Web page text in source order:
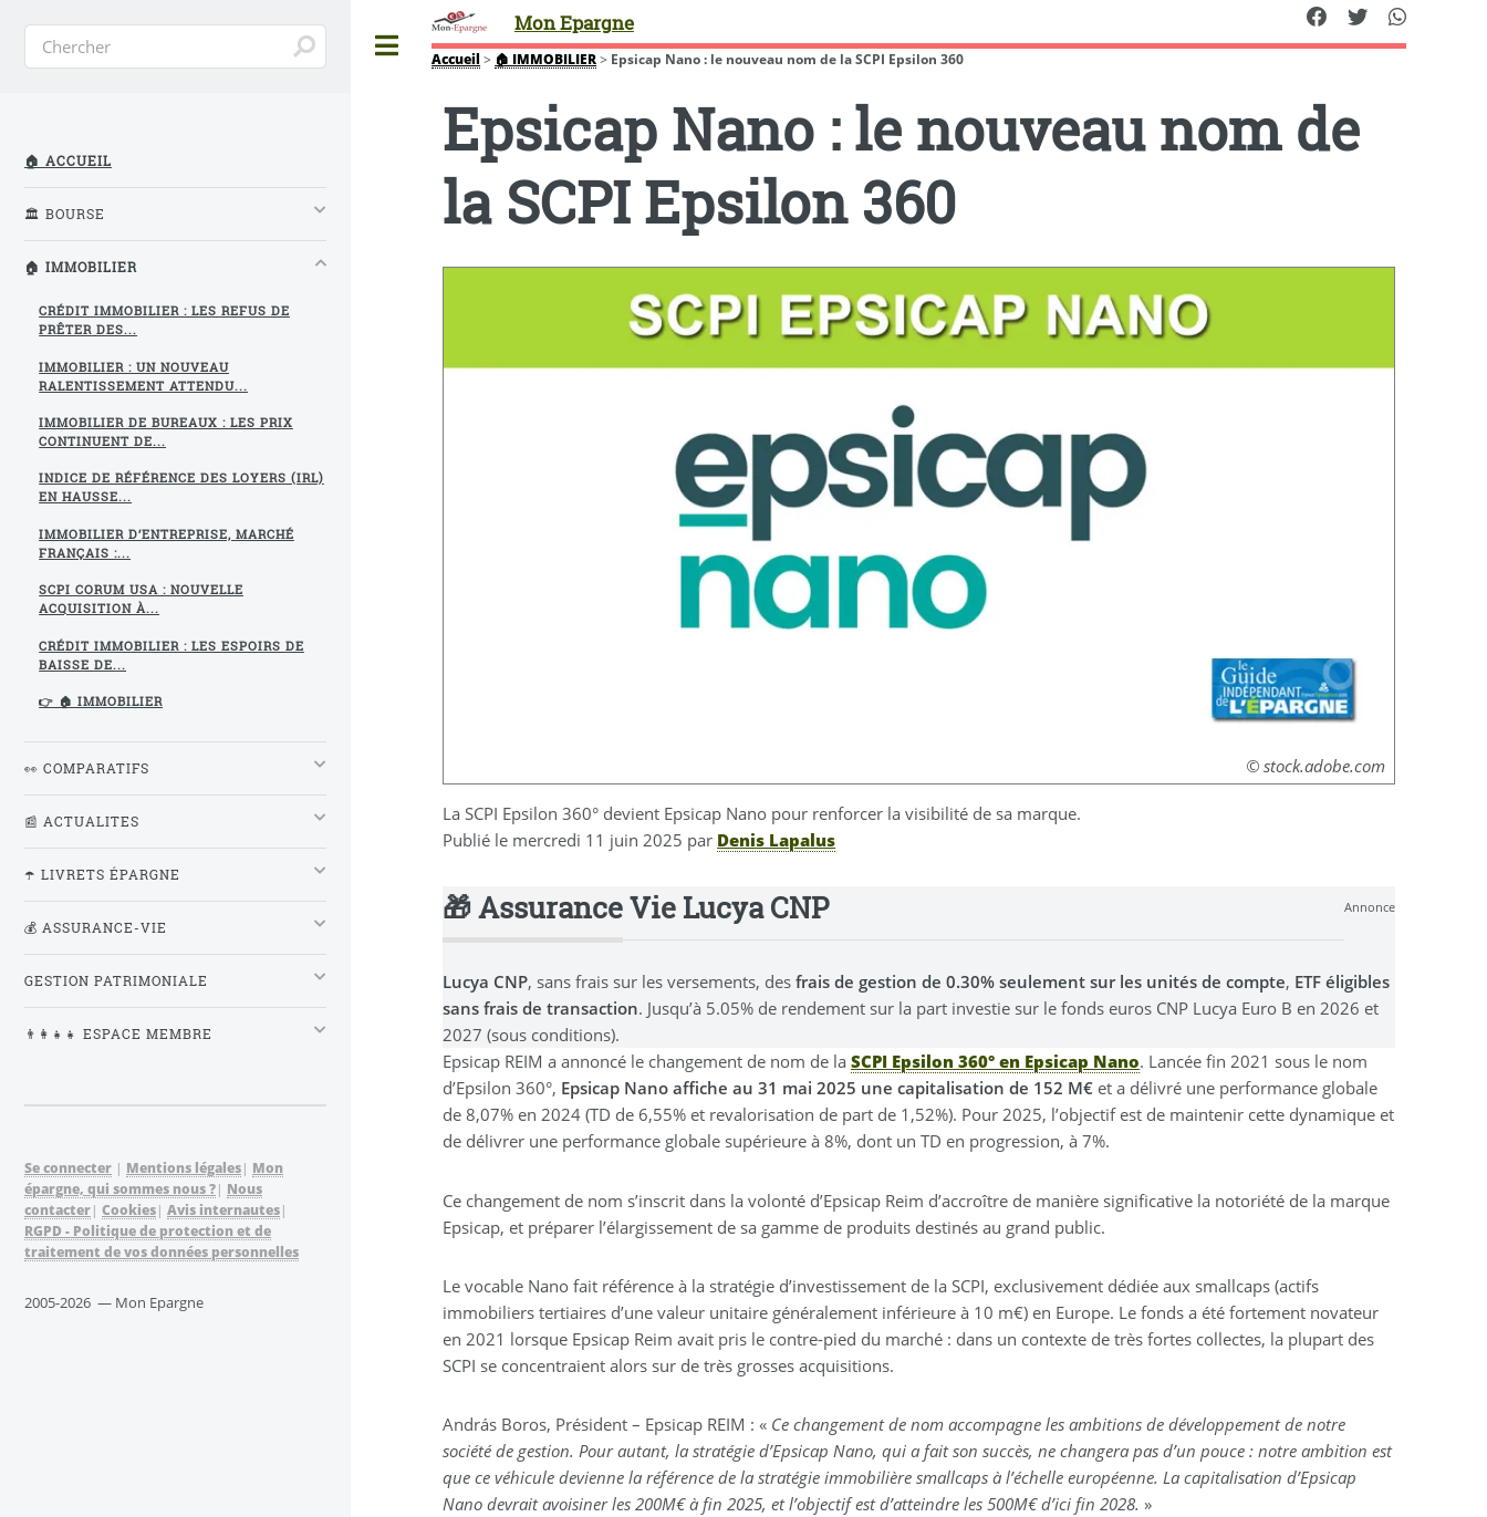
Mon Epargne
Accueil > 🏠 IMMOBILIER> Epsicap Nano : le nouveau nom de la SCPI Epsilon 360
Epsicap Nano : le nouveau nom de
la SCPI Epsilon 360
© stock.adobe.com
La SCPI Epsilon 360° devient Epsicap Nano pour renforcer la visibilité de sa marque.
Publié le mercredi 11 juin 2025 par Denis Lapalus
Annonce
🎁 Assurance Vie Lucya CNP
Lucya CNP, sans frais sur les versements, desfrais de gestion de 0.30% seulement sur les unités de compte, ETF éligibles
sans frais de transaction. Jusqu’à 5.05% de rendement sur la part investie sur le fonds euros CNP Lucya Euro B en 2026 et
2027 (sous conditions).
Epsicap REIM a annoncé le changement de nom de laSCPI Epsilon 360° en Epsicap Nano. Lancée fin 2021 sous le nom
d’Epsilon 360°, Epsicap Nano affiche au 31 mai 2025 une capitalisation de 152 M€ et a délivré une performance globale
de 8,07% en 2024 (TD de 6,55% et revalorisation de part de 1,52%). Pour 2025, l’objectif est de maintenir cette dynamique et
de délivrer une performance globale supérieure à 8%, dont un TD en progression, à 7%.
Ce changement de nom s’inscrit dans la volonté d’Epsicap Reim d’accroître de manière significative la notoriété de la marque
Epsicap, et préparer l’élargissement de sa gamme de produits destinés au grand public.
Le vocable Nano fait référence à la stratégie d’investissement de la SCPI, exclusivement dédiée aux smallcaps (actifs
immobiliers tertiaires d’une valeur unitaire généralement inférieure à 10 m€) en Europe. Le fonds a été fortement novateur
en 2021 lorsque Epsicap Reim avait pris le contre-pied du marché : dans un contexte de très fortes collectes, la plupart des
SCPI se concentraient alors sur de très grosses acquisitions.
András Boros, Président – Epsicap REIM : « Ce changement de nom accompagne les ambitions de développement de notre
société de gestion. Pour autant, la stratégie d’Epsicap Nano, qui a fait son succès, ne changera pas d’un pouce : notre ambition est
que ce véhicule devienne la référence de la stratégie immobilière smallcaps à l’échelle européenne. La capitalisation d’Epsicap
Nano devrait avoisiner les 200M€ à fin 2025, et l’objectif est d’atteindre les 500M€ d’ici fin 2028. »
🏠 ACCUEIL
🏛️ BOURSE
🏠 IMMOBILIER
CRÉDIT IMMOBILIER : LES REFUS DE
PRÊTER DES...
IMMOBILIER : UN NOUVEAU
RALENTISSEMENT ATTENDU...
IMMOBILIER DE BUREAUX : LES PRIX
CONTINUENT DE...
INDICE DE RÉFÉRENCE DES LOYERS (IRL)
EN HAUSSE...
IMMOBILIER D’ENTREPRISE, MARCHÉ
FRANÇAIS :...
SCPI CORUM USA : NOUVELLE
ACQUISITION À...
CRÉDIT IMMOBILIER : LES ESPOIRS DE
BAISSE DE...
👉 🏠 IMMOBILIER
👀 COMPARATIFS
📰 ACTUALITES
☂️ LIVRETS ÉPARGNE
💰 ASSURANCE-VIE
GESTION PATRIMONIALE
👨‍👩‍👧‍👧 ESPACE MEMBRE
Se connecter | Mentions légales| Mon
épargne, qui sommes nous ?| Nous
contacter| Cookies| Avis internautes|
RGPD - Politique de protection et de
traitement de vos données personnelles
2005-2026 — Mon Epargne
Toggle